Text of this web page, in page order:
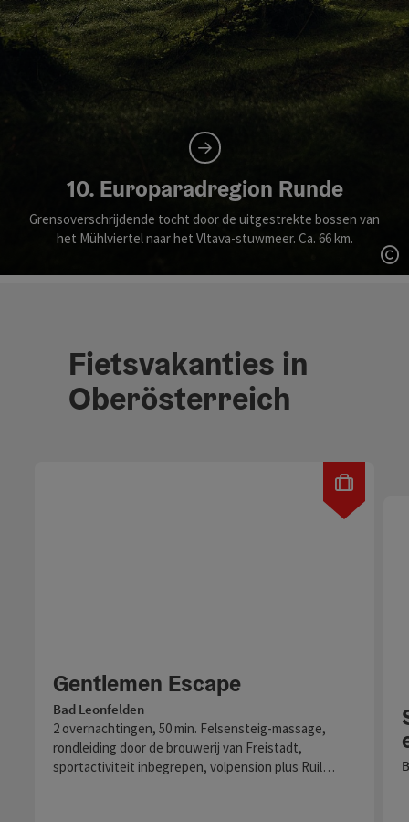
10. Europaradregion Runde
Grensoverschrijdende tocht door de uitgestrekte bossen van
het Mühlviertel naar het Vltava-stuwmeer. Ca. 66 km.
Fietsvakanties in
Oberösterreich
Gentlemen Escape
Bad Leonfelden
2 overnachtingen, 50 min. Felsensteig-massage,
rondleiding door de brouwerij van Freistadt,
sportactiviteit inbegrepen, volpension plus Ruil…